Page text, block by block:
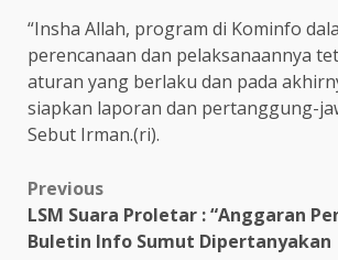
“Insha Allah, program di Kominfo
perencanaan dan pelaksanaannya
aturan yang berlaku dan pada
siapkan laporan dan pertanggung-
Sebut Irman.(ri).
Post
navigation
Previous
LSM Suara Proletar : “Anggaran
Buletin Info Sumut Dipertanyakan